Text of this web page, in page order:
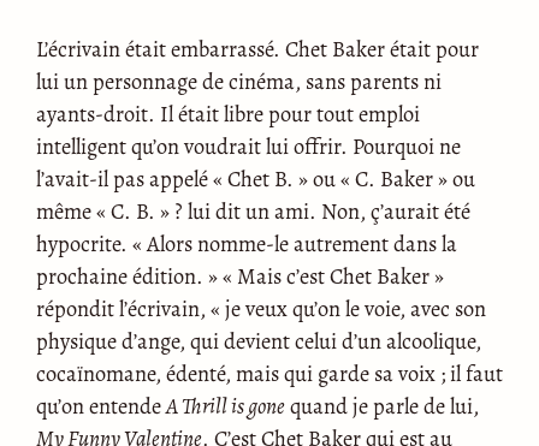
L’écrivain était embarrassé. Chet Baker était pour
lui un personnage de cinéma, sans parents ni
ayants-droit. Il était libre pour tout emploi
intelligent qu’on voudrait lui offrir. Pourquoi ne
l’avait-il pas appelé « Chet B. » ou « C. Baker » ou
même « C. B. » ? lui dit un ami. Non, ç’aurait été
hypocrite. « Alors nomme-le autrement dans la
prochaine édition. » « Mais c’est Chet Baker »
répondit l’écrivain, « je veux qu’on le voie, avec son
physique d’ange, qui devient celui d’un alcoolique,
cocaïnomane, édenté, mais qui garde sa voix ; il faut
qu’on entendeA Thrill is gonequand je parle de lui,
My Funny Valentine. C’est Chet Baker qui est au